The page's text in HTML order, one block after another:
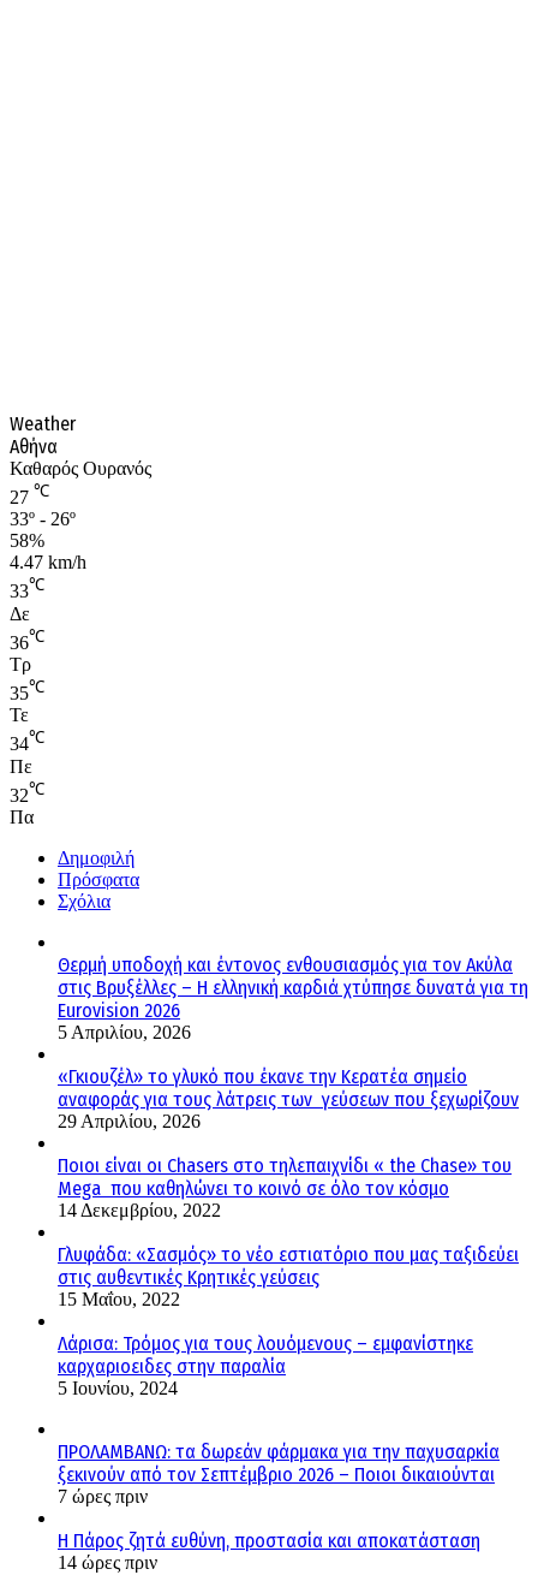
Weather
Αθήνα
Καθαρός Ουρανός
27 ℃
33º - 26º
58%
4.47 km/h
33℃
Δε
36℃
Τρ
35℃
Τε
34℃
Πε
32℃
Πα
Δημοφιλή
Πρόσφατα
Σχόλια
Θερμή υποδοχή και έντονος ενθουσιασμός για τον Ακύλα
στις Βρυξέλλες – Η ελληνική καρδιά χτύπησε δυνατά για τη
Eurovision 2026
5 Απριλίου, 2026
«Γκιουζέλ» το γλυκό που έκανε την Κερατέα σημείο
αναφοράς για τους λάτρεις των γεύσεων που ξεχωρίζουν
29 Απριλίου, 2026
Ποιοι είναι οι Chasers στο τηλεπαιχνίδι « the Chase» του
Mega που καθηλώνει το κοινό σε όλο τον κόσμο
14 Δεκεμβρίου, 2022
Γλυφάδα: «Σασμός» το νέο εστιατόριο που μας ταξιδεύει
στις αυθεντικές Κρητικές γεύσεις
15 Μαΐου, 2022
Λάρισα: Τρόμος για τους λουόμενους – εμφανίστηκε
καρχαριοειδες στην παραλία
5 Ιουνίου, 2024
ΠΡΟΛΑΜΒΑΝΩ: τα δωρεάν φάρμακα για την παχυσαρκία
ξεκινούν από τον Σεπτέμβριο 2026 – Ποιοι δικαιούνται
7 ώρες πριν
Η Πάρος ζητά ευθύνη, προστασία και αποκατάσταση
14 ώρες πριν